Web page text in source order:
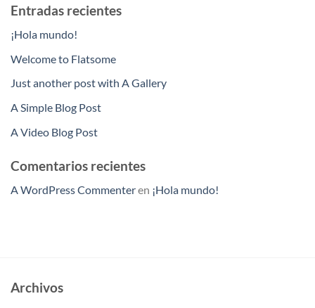
Entradas recientes
¡Hola mundo!
Welcome to Flatsome
Just another post with A Gallery
A Simple Blog Post
A Video Blog Post
Comentarios recientes
A WordPress Commenteren ¡Hola mundo!
Archivos